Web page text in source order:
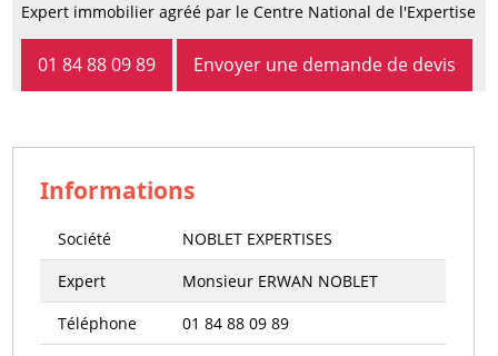
Expert immobilier agréé par le Centre National de l'Expertise
01 84 88 09 89 Envoyer une demande de devis
Informations
Société
NOBLET EXPERTISES
Expert
Monsieur ERWAN NOBLET
Téléphone
01 84 88 09 89